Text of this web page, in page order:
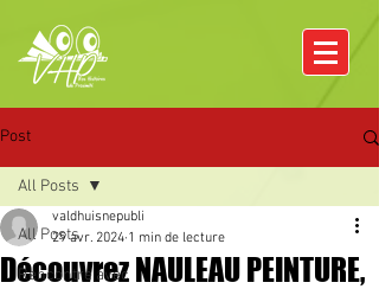
Post
All Posts
Rencontre avec
All Posts
Découvrez NAULEAU PEINTURE,
valdhuisnepubli
29 avr. 2024 1 min de lecture